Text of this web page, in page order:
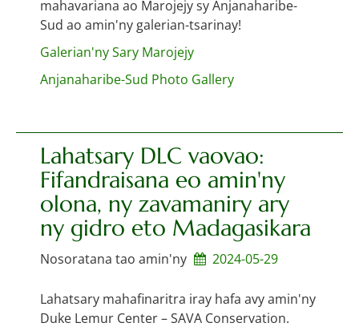
mahavariana ao Marojejy sy Anjanaharibe-
Sud ao amin'ny galerian-tsarinay!
Galerian'ny Sary Marojejy
Anjanaharibe-Sud Photo Gallery
Lahatsary DLC vaovao:
Fifandraisana eo amin'ny
olona, ny zavamaniry ary
ny gidro eto Madagasikara
Nosoratana tao amin'ny 2024-05-29
Lahatsary mahafinaritra iray hafa avy amin'ny
Duke Lemur Center – SAVA Conservation.